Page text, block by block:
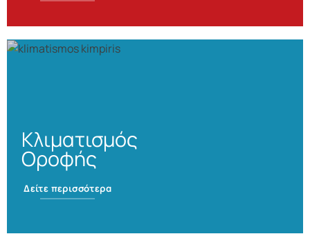
Κλιματισμός
Οροφής
Δείτε περισσότερα